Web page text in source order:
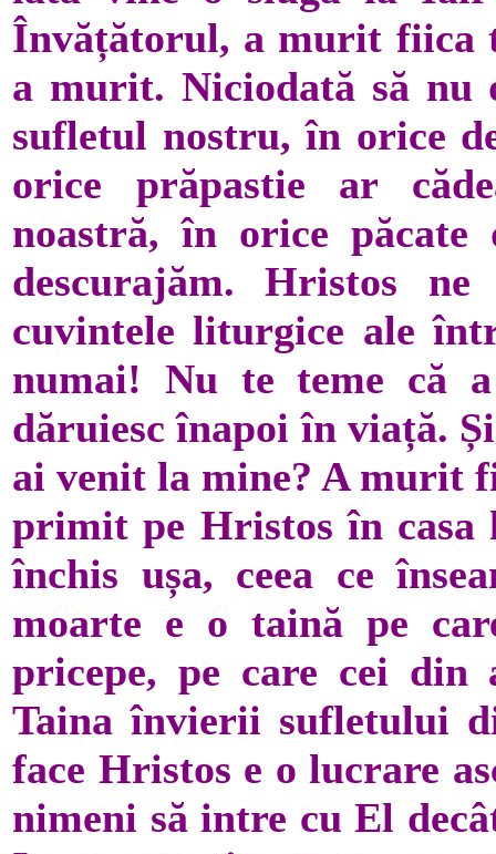
Învățătorul, a murit fiica
a murit. Niciodată să nu
sufletul nostru, în orice
orice prăpastie ar
noastră, în orice
descurajăm. Hristos
cuvintele liturgice ale
numai! Nu te teme că
dăruiesc înapoi în viață.
ai venit la mine? A murit
primit pe Hristos în casa
închis ușa, ceea ce
moarte e o taină pe
pricepe, pe care cei din
Taina învierii sufletului
face Hristos e o lucrare
nimeni să intre cu El